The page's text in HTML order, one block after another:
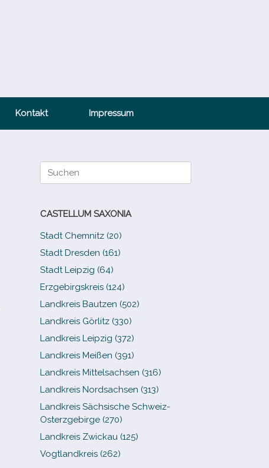
Kontakt Impressum
Suche
nach:
CASTELLUM SAXONIA
Stadt Chemnitz (20)
Stadt Dresden (161)
Stadt Leipzig (64)
Erzgebirgskreis (124)
Landkreis Bautzen (502)
Landkreis Görlitz (330)
Landkreis Leipzig (372)
Landkreis Meißen (391)
Landkreis Mittelsachsen (316)
Landkreis Nordsachsen (313)
Landkreis Sächsische Schweiz-​
Osterzgebirge (270)
Landkreis Zwickau (125)
Vogtlandkreis (262)